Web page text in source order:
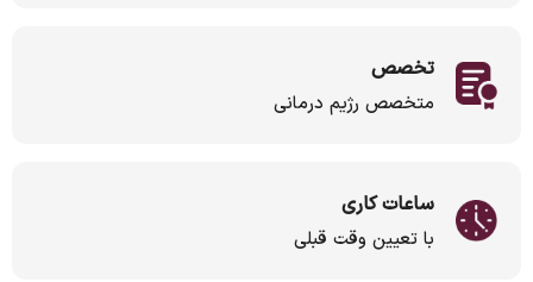
تخصص
متخصص رژیم درمانی
ساعات کاری
با تعیین وقت قبلی